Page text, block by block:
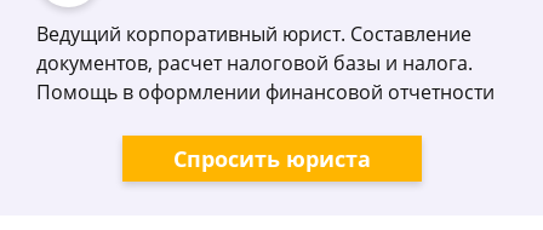
Ведущий корпоративный юрист. Составление
документов, расчет налоговой базы и налога.
Помощь в оформлении финансовой отчетности
Спросить юриста